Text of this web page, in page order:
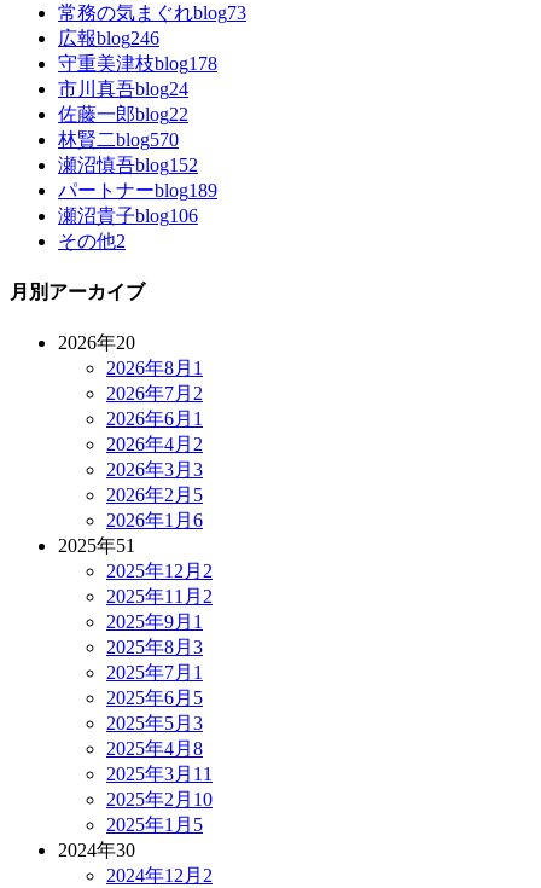
常務の気まぐれblog73
広報blog246
守重美津枝blog178
市川真吾blog24
佐藤一郎blog22
林賢二blog570
瀬沼慎吾blog152
パートナーblog189
瀬沼貴子blog106
その他2
月別アーカイブ
2026年20
2026年8月 1
2026年7月 2
2026年6月 1
2026年4月 2
2026年3月 3
2026年2月 5
2026年1月 6
2025年51
2025年12月 2
2025年11月 2
2025年9月 1
2025年8月 3
2025年7月 1
2025年6月 5
2025年5月 3
2025年4月 8
2025年3月 11
2025年2月 10
2025年1月 5
2024年30
2024年12月 2